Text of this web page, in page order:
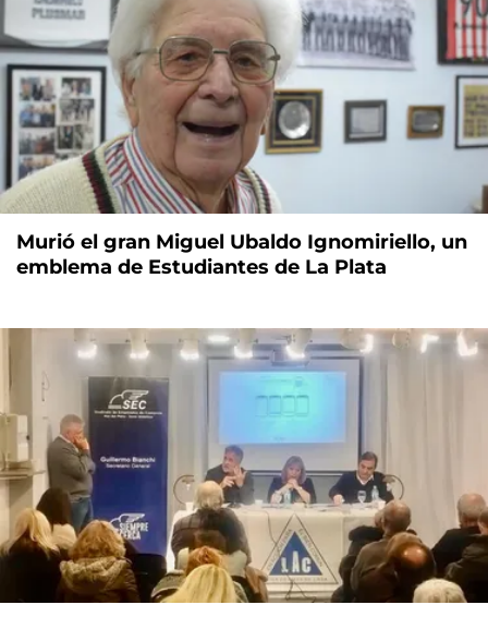
Murió el gran Miguel Ubaldo Ignomiriello, un
emblema de Estudiantes de La Plata